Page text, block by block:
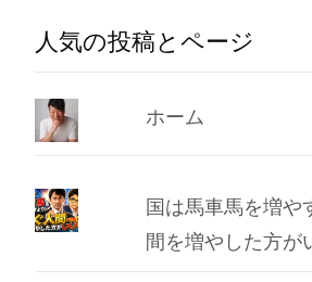
カ
イ
ブ
人気の投稿とページ
ホーム
国は馬車馬を増や
間を増やした方が